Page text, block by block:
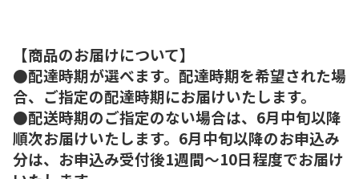
【商品のお届けについて】
●配達時期が選べます。配達時期を希望された場
合、ご指定の配達時期にお届けいたします。
●配送時期のご指定のない場合は、6月中旬以降
順次お届けいたします。6月中旬以降のお申込み
分は、お申込み受付後1週間～10日程度でお届け